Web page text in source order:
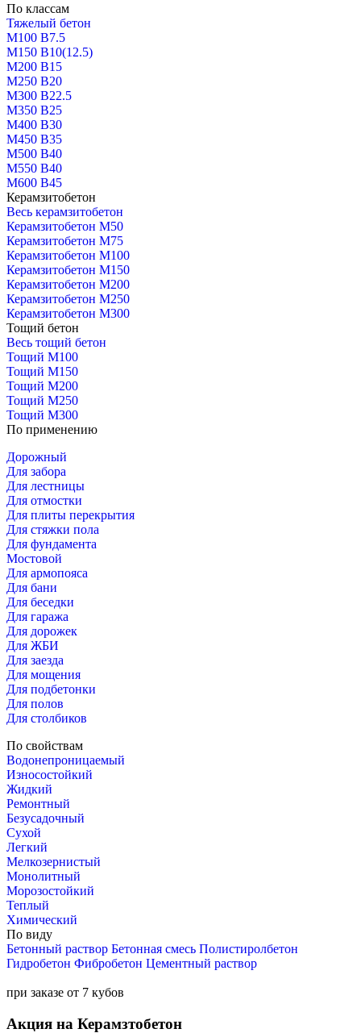
По классам
Тяжелый бетон
М100 В7.5
М150 В10(12.5)
М200 В15
М250 В20
М300 В22.5
М350 В25
М400 В30
М450 В35
М500 В40
М550 В40
М600 В45
Керамзитобетон
Весь керамзитобетон
Керамзитобетон М50
Керамзитобетон М75
Керамзитобетон М100
Керамзитобетон М150
Керамзитобетон М200
Керамзитобетон М250
Керамзитобетон М300
Тощий бетон
Весь тощий бетон
Тощий М100
Тощий М150
Тощий М200
Тощий М250
Тощий М300
По применению
Дорожный
Для забора
Для лестницы
Для отмостки
Для плиты перекрытия
Для стяжки пола
Для фундамента
Мостовой
Для армопояса
Для бани
Для беседки
Для гаража
Для дорожек
Для ЖБИ
Для заезда
Для мощения
Для подбетонки
Для полов
Для столбиков
По свойствам
Водонепроницаемый
Износостойкий
Жидкий
Ремонтный
Безусадочный
Сухой
Легкий
Мелкозернистый
Монолитный
Морозостойкий
Теплый
Химический
По виду
Бетонный раствор Бетонная смесь Полистиролбетон
Гидробетон Фибробетон Цементный раствор
при заказе от 7 кубов
Акция на Керамзтобетон